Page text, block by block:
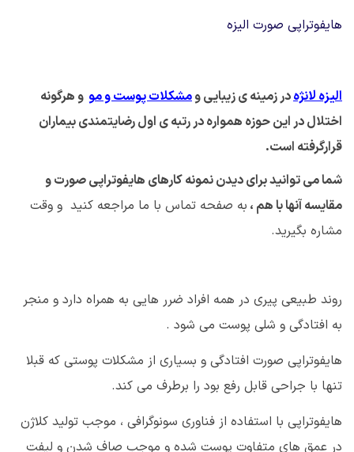
هایفوتراپی صورت الیزه
الیزه لانژهدر زمینه ی زیبایی ومشکلات پوست و مو و هرگونه
اختلال در این حوزه همواره در رتبه ی اول رضایتمندی بیماران
قرارگرفته است.
شما می توانید برای دیدن نمونه کارهای هایفوتراپی صورت و
مقایسه آنها با هم ، به صفحه تماس با ما مراجعه کنید و وقت
مشاره بگیرید.
روند طبیعی پیری در همه افراد ضرر هایی به همراه دارد و منجر
به افتادگی و شلی پوست می شود .
هایفوتراپی صورت افتادگی و بسیاری از مشکلات پوستی که قبلا
تنها با جراحی قابل رفع بود را برطرف می کند.
هایفوتراپی با استفاده از فناوری سونوگرافی ، موجب تولید کلاژن
در عمق های متفاوت پوست شده و موجب صاف شدن و لیفت